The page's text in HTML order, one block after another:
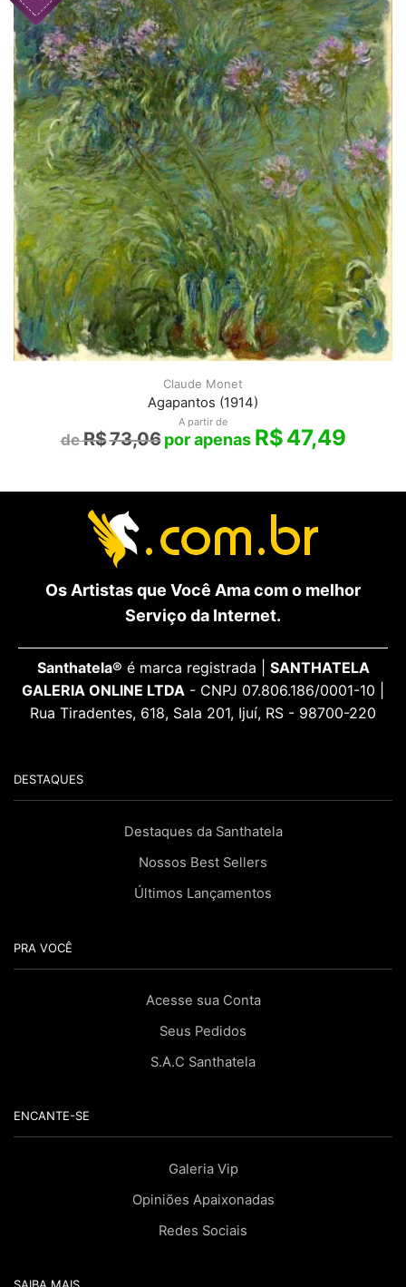
Claude Monet
Agapantos (1914)
A partir de
R$73,06 R$47,49
Os Artistas que Você Ama com o melhor
Serviço da Internet.
Santhatela® é marca registrada | SANTHATELA
GALERIA ONLINE LTDA - CNPJ 07.806.186/0001-10 |
Rua Tiradentes, 618, Sala 201, Ijuí, RS - 98700-220
DESTAQUES
Destaques da Santhatela
Nossos Best Sellers
Últimos Lançamentos
PRA VOCÊ
Acesse sua Conta
Seus Pedidos
S.A.C Santhatela
ENCANTE-SE
Galeria Vip
Opiniões Apaixonadas
Redes Sociais